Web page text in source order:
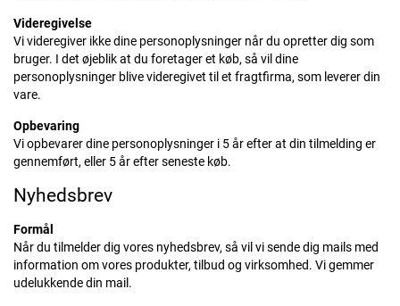
Videregivelse
Vi videregiver ikke dine personoplysninger når du opretter dig som
bruger. I det øjeblik at du foretager et køb, så vil dine
personoplysninger blive videregivet til et fragtfirma, som leverer din
vare.
Opbevaring
Vi opbevarer dine personoplysninger i 5 år efter at din tilmelding er
gennemført, eller 5 år efter seneste køb.
Nyhedsbrev
Formål
Når du tilmelder dig vores nyhedsbrev, så vil vi sende dig mails med
information om vores produkter, tilbud og virksomhed. Vi gemmer
udelukkende din mail.